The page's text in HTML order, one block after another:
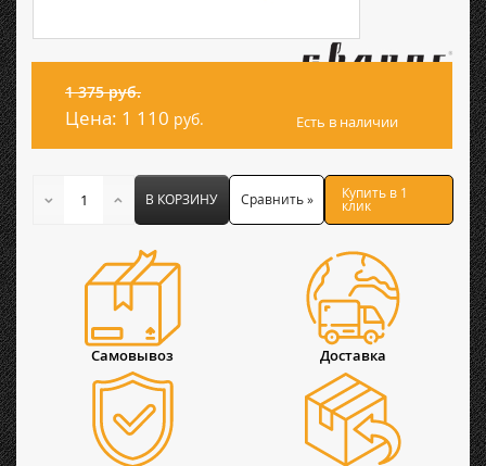
1 375 руб.
Цена: 1 110 руб. Есть в наличии
В КОРЗИНУ Сравнить » Купить в 1
клик
Самовывоз Доставка